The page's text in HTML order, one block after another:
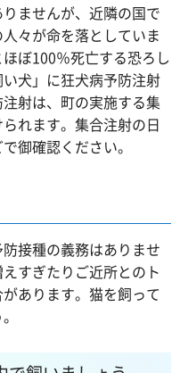
ませんが、近隣の国で
々が命を落としていま
ぼ100％死亡する恐ろし
犬」に狂犬病予防注射
射は、町の実施する集
れます。集合注射の日
御確認ください。
接種の義務はありませ
すぎたりご近所とのト
あります。猫を飼って